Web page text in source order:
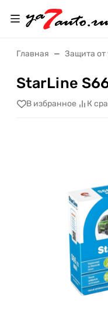
Главная Защита от
StarLine
В избранное К